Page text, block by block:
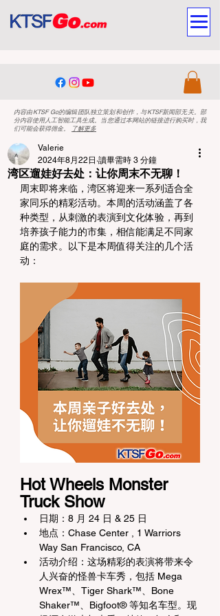
内容由KTSF Go的编辑团队独立策划和创作，与KTSF新闻部无关。部
分内容使用人工智能工具生成。当您通过本网站的链接进行购买时，我
们可能会获得佣金。
了解更多
湾区遛娃好去处：让你周末不无聊！
Valerie
2024年8月22日 讀畢需時 3 分鐘
周末即将来临，湾区将迎来一系列适合全
家同乐的精彩活动。本周的活动涵盖了各
种类型，从刺激的表演到文化体验，再到
培养孩子能力的市集，相信能满足不同家
庭的需求。以下是本周值得关注的几个活
动：
Hot Wheels Monster
Truck Show
日期：8 月 24 日 & 25 日
地点：Chase Center , 1 Warriors
Way San Francisco, CA
活动介绍：这场精彩的表演将带来令
人兴奋的怪兽卡车秀，包括 Mega
Wrex™、Tiger Shark™、Bone
Shaker™、Bigfoot® 等知名车型。现